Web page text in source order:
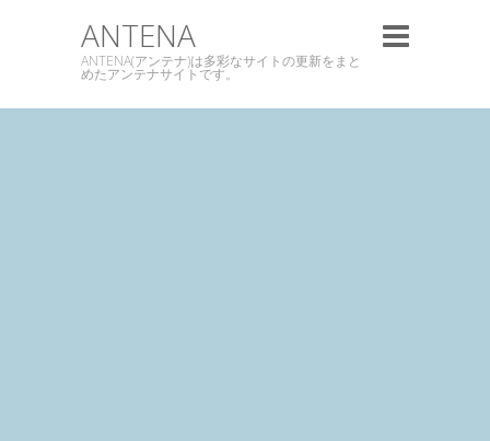
ANTENA
ANTENA(アンテナ)は多彩なサイトの更新をまと
めたアンテナサイトです。